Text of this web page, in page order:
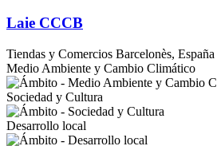
Laie CCCB
Tiendas y Comercios Barcelonès, España
Medio Ambiente y Cambio Climático
Sociedad y Cultura
Desarrollo local